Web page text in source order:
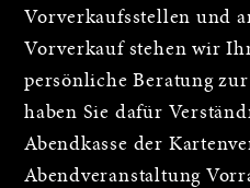
Vorverkaufsstellen und
Vorverkauf stehen wir
persönliche Beratung
haben Sie dafür
Abendkasse der
Abendveranstaltung